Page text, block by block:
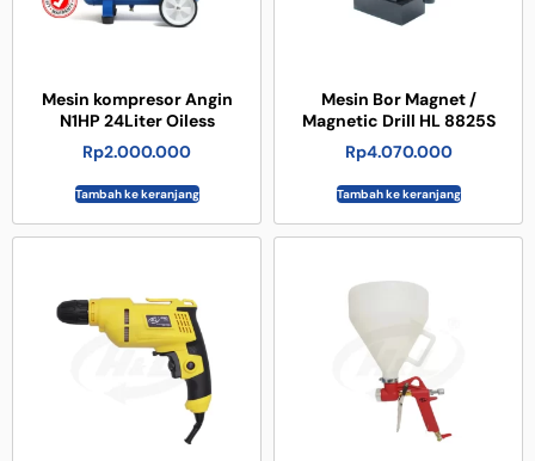
Mesin kompresor Angin
N1HP 24Liter Oiless
Rp2.000.000
Tambah ke keranjang
Mesin Bor Magnet /
Magnetic Drill HL 8825S
Rp4.070.000
Tambah ke keranjang